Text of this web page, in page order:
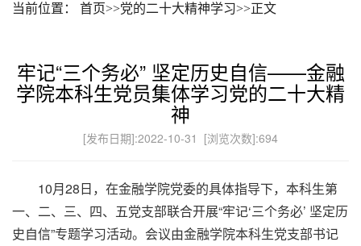
当前位置： 首页>>党的二十大精神学习>>正文
牢记“三个务必” 坚定历史自信——金融
学院本科生党员集体学习党的二十大精
神
[发布日期]:2022-10-31 [浏览次数]:694
10月28日，在金融学院党委的具体指导下，本科生第
一、二、三、四、五党支部联合开展“牢记‘三个务必’ 坚定历
史自信”专题学习活动。会议由金融学院本科生党支部书记